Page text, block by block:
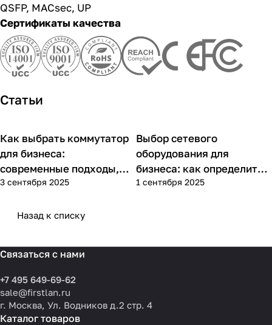
QSFP, MACsec, UP
Сертификаты качества
Статьи
Советы покупателям
Как выбрать коммутатор
для бизнеса:
современные подходы,
практика применения и
3 сентября 2025
Советы покупателям
Выбор сетевого
оборудования для
бизнеса: как определить
потребности компании и
1 сентября 2025
Назад к списку
Связаться с нами
+7 495 649-69-62
sale@firstlan.ru
г. Москва, Ул. Водников д.2 стр. 4
Каталог товаров